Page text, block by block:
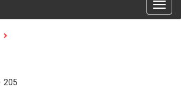
205